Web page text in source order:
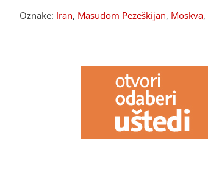
Oznake: Iran, Masudom Pezeškijan, Moskva,